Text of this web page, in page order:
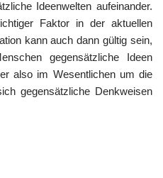
Ideenwelten aufeinander.
Faktor in der aktuellen
kann auch dann gültig sein,
gegensätzliche Ideen
also im Wesentlichen um die
gegensätzliche Denkweisen